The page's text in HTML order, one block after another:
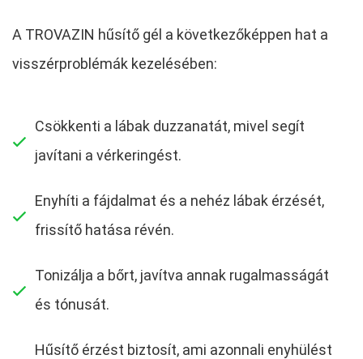
A TROVAZIN hűsítő gél a következőképpen hat a
visszérproblémák kezelésében:
Csökkenti a lábak duzzanatát, mivel segít
javítani a vérkeringést.
Enyhíti a fájdalmat és a nehéz lábak érzését,
frissítő hatása révén.
Tonizálja a bőrt, javítva annak rugalmasságát
és tónusát.
Hűsítő érzést biztosít, ami azonnali enyhülést